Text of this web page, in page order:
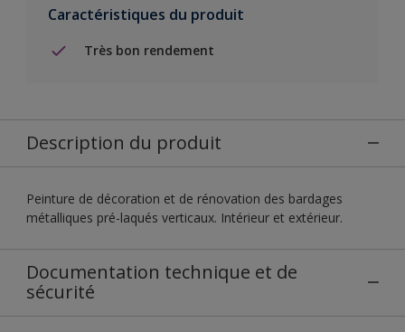
Caractéristiques du produit
Très bon rendement
Description du produit
Peinture de décoration et de rénovation des bardages
métalliques pré-laqués verticaux. Intérieur et extérieur.
Documentation technique et de
sécurité